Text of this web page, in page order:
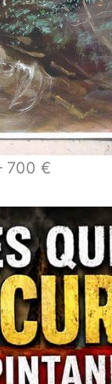
700 €